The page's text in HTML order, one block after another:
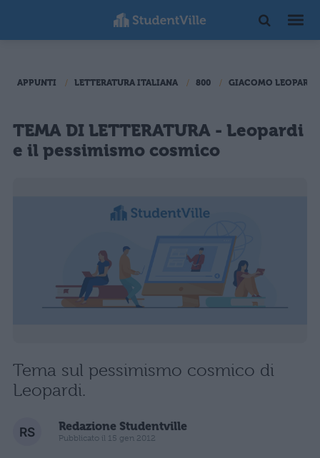
APPUNTI LETTERATURA ITALIANA 800 GIACOMO LEOPARDI
TEMA DI LETTERATURA - Leopardi
e il pessimismo cosmico
Tema sul pessimismo cosmico di
Leopardi.
Redazione Studentville
Pubblicato il 15 gen 2012